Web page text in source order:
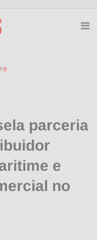
parceria
e
no